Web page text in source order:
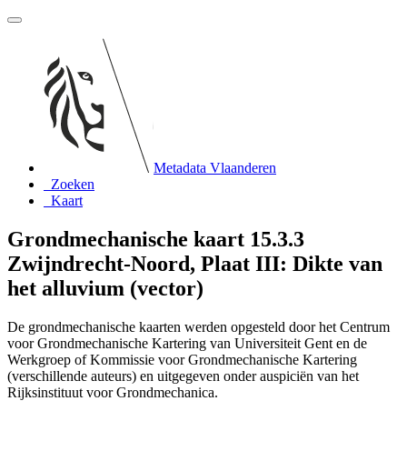
Metadata Vlaanderen
Zoeken
Kaart
Grondmechanische kaart 15.3.3
Zwijndrecht-Noord, Plaat III: Dikte van
het alluvium (vector)
De grondmechanische kaarten werden opgesteld door het Centrum
voor Grondmechanische Kartering van Universiteit Gent en de
Werkgroep of Kommissie voor Grondmechanische Kartering
(verschillende auteurs) en uitgegeven onder auspiciën van het
Rijksinstituut voor Grondmechanica.